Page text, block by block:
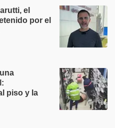
el
por el
piso y la